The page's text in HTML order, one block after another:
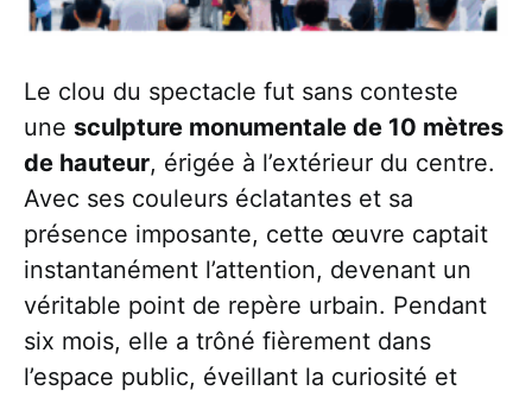
Le clou du spectacle fut sans conteste
une sculpture monumentale de 10 mètres
de hauteur, érigée à l’extérieur du centre.
Avec ses couleurs éclatantes et sa
présence imposante, cette œuvre captait
instantanément l’attention, devenant un
véritable point de repère urbain. Pendant
six mois, elle a trôné fièrement dans
l’espace public, éveillant la curiosité et